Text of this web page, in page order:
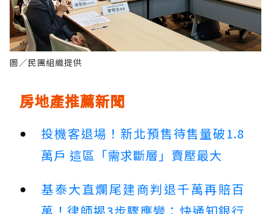
圖／民團組織提供
房地產推薦新聞
投機客退場！新北預售待售量破1.8
萬戶 這區「需求斷層」賣壓最大
基泰大直爛尾建商判退千萬再賠百